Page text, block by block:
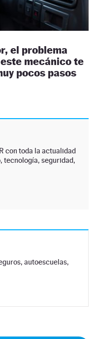
el problema
mecánico te
pocos pasos
con toda la actualidad
tecnología, seguridad,
autoescuelas,